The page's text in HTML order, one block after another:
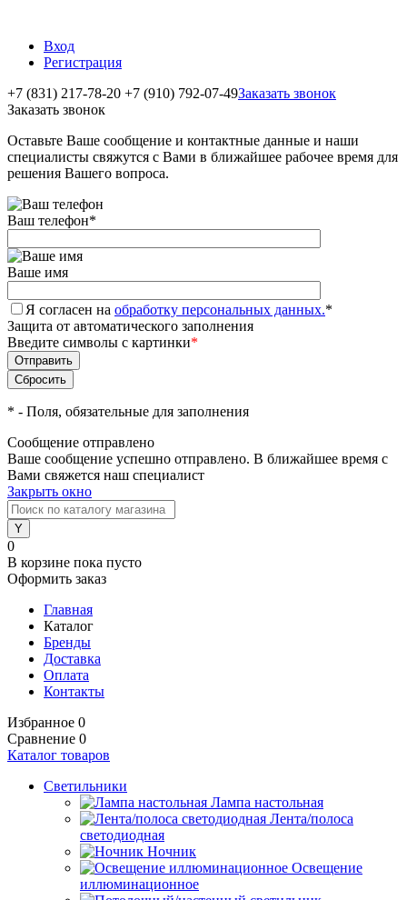
Вход
Регистрация
+7 (831) 217-78-20 +7 (910) 792-07-49Заказать звонок
Заказать звонок
Оставьте Ваше сообщение и контактные данные и наши
специалисты свяжутся с Вами в ближайшее рабочее время для
решения Вашего вопроса.
Ваш телефон*
Ваше имя
Я согласен на обработку персональных данных.*
Защита от автоматического заполнения
Введите символы с картинки*
* - Поля, обязательные для заполнения
Сообщение отправлено
Ваше сообщение успешно отправлено. В ближайшее время с
Вами свяжется наш специалист
Закрыть окно
0
В корзине пока пусто
Оформить заказ
Главная
Каталог
Бренды
Доставка
Оплата
Контакты
Избранное 0
Сравнение 0
Каталог товаров
Светильники
Лампа настольная
Лента/полоса
светодиодная
Ночник
Освещение
иллюминационное